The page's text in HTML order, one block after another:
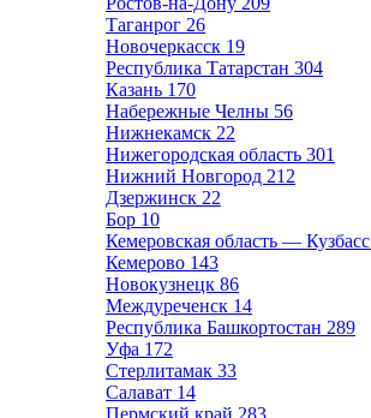
Таганрог 26
Новочеркасск 19
Республика Татарстан 304
Казань 170
Набережные Челны 56
Нижнекамск 22
Нижегородская область 301
Нижний Новгород 212
Дзержинск 22
Бор 10
Кемеровская область — Кузбасс
Кемерово 143
Новокузнецк 86
Междуреченск 14
Республика Башкортостан 289
Уфа 172
Стерлитамак 33
Салават 14
Пермский край 283